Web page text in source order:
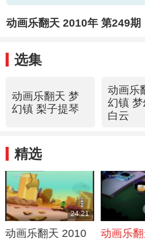
动画乐翻天 2010年 第249期
选集
动画乐翻天 梦
幻镇 梨子提琴
动画乐
幻镇
白云
精选
24:21
动画乐翻天 2010
动画乐